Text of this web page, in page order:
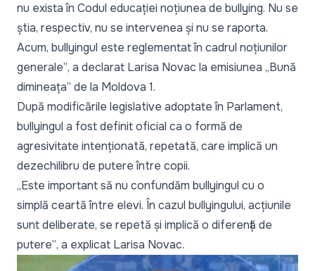
nu exista în Codul educației noțiunea de bullying. Nu se
știa, respectiv, nu se intervenea și nu se raporta.
Acum, bullyingul este reglementat în cadrul noțiunilor
generale”, a declarat Larisa Novac la emisiunea „Bună
dimineața” de la Moldova 1.
După modificările legislative adoptate în Parlament,
bullyingul a fost definit oficial ca o formă de
agresivitate intenționată, repetată, care implică un
dezechilibru de putere între copii.
„Este important să nu confundăm bullyingul cu o
simplă ceartă între elevi. În cazul bullyingului, acțiunile
sunt deliberate, se repetă și implică o diferență de
putere”, a explicat Larisa Novac.